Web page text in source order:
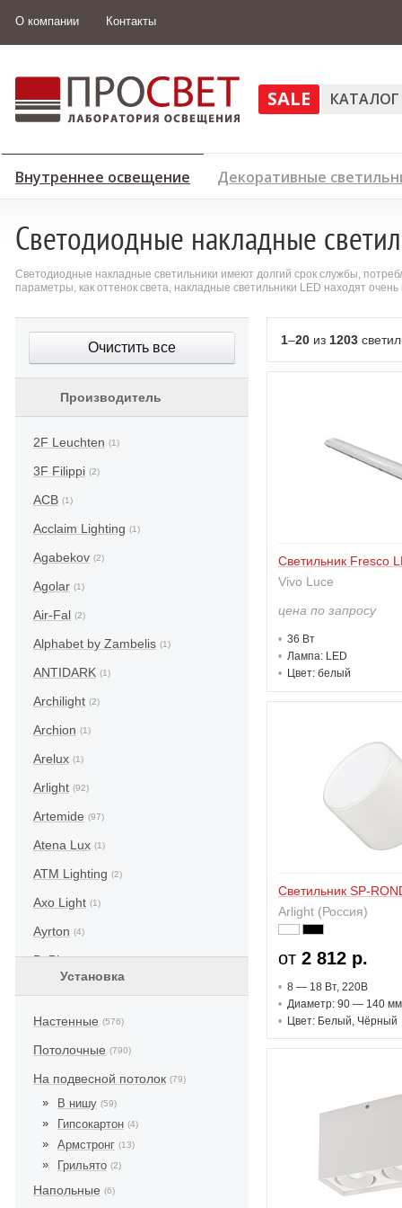
О компании Контакты
SALE
Внутреннее освещение Декоративные
Светодиодные накладные
Светодиодные накладные светильники имеют долгий срок службы,
параметры, как оттенок света, накладные светильники LED находят
1–20 из 1203
Светильник Fresco
Vivo Luce
цена по запросу
36 Вт
Лампа: LED
Цвет: белый
Светильник SP-
Arlight (Россия)
от 2 812 р.
8 — 18 Вт, 220В
Диаметр: 90 — 140 мм
Цвет: Белый, Чёрный
Очистить все
Производитель
2F Leuchten (1)
3F Filippi (2)
ACB (1)
Acclaim Lighting (1)
Agabekov (2)
Agolar (1)
Air-Fal (2)
Alphabet by Zambelis (1)
ANTIDARK (1)
Archilight (2)
Archion (1)
Arelux (1)
Arlight (92)
Artemide (97)
Atena Lux (1)
ATM Lighting (2)
Axo Light (1)
Ayrton (4)
BeBlaze
Beghelli (1)
Beneito Faure (1)
BJ Lighting (1)
Brumberg (1)
Centroluce (1)
Civic (1)
Coemar (2)
Установка
Настенные (576)
Потолочные (790)
На подвесной потолок (79)
В нишу (59)
Гипсокартон (4)
Армстронг (13)
Грильято (2)
Напольные (6)